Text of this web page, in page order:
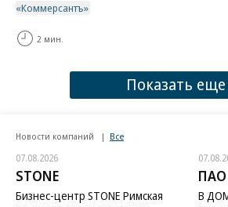
«Коммерсантъ»
2 мин.
Показать еще
Новости компаний Все
07.08.2026
STONE
Бизнес-центр STONE Римская
В